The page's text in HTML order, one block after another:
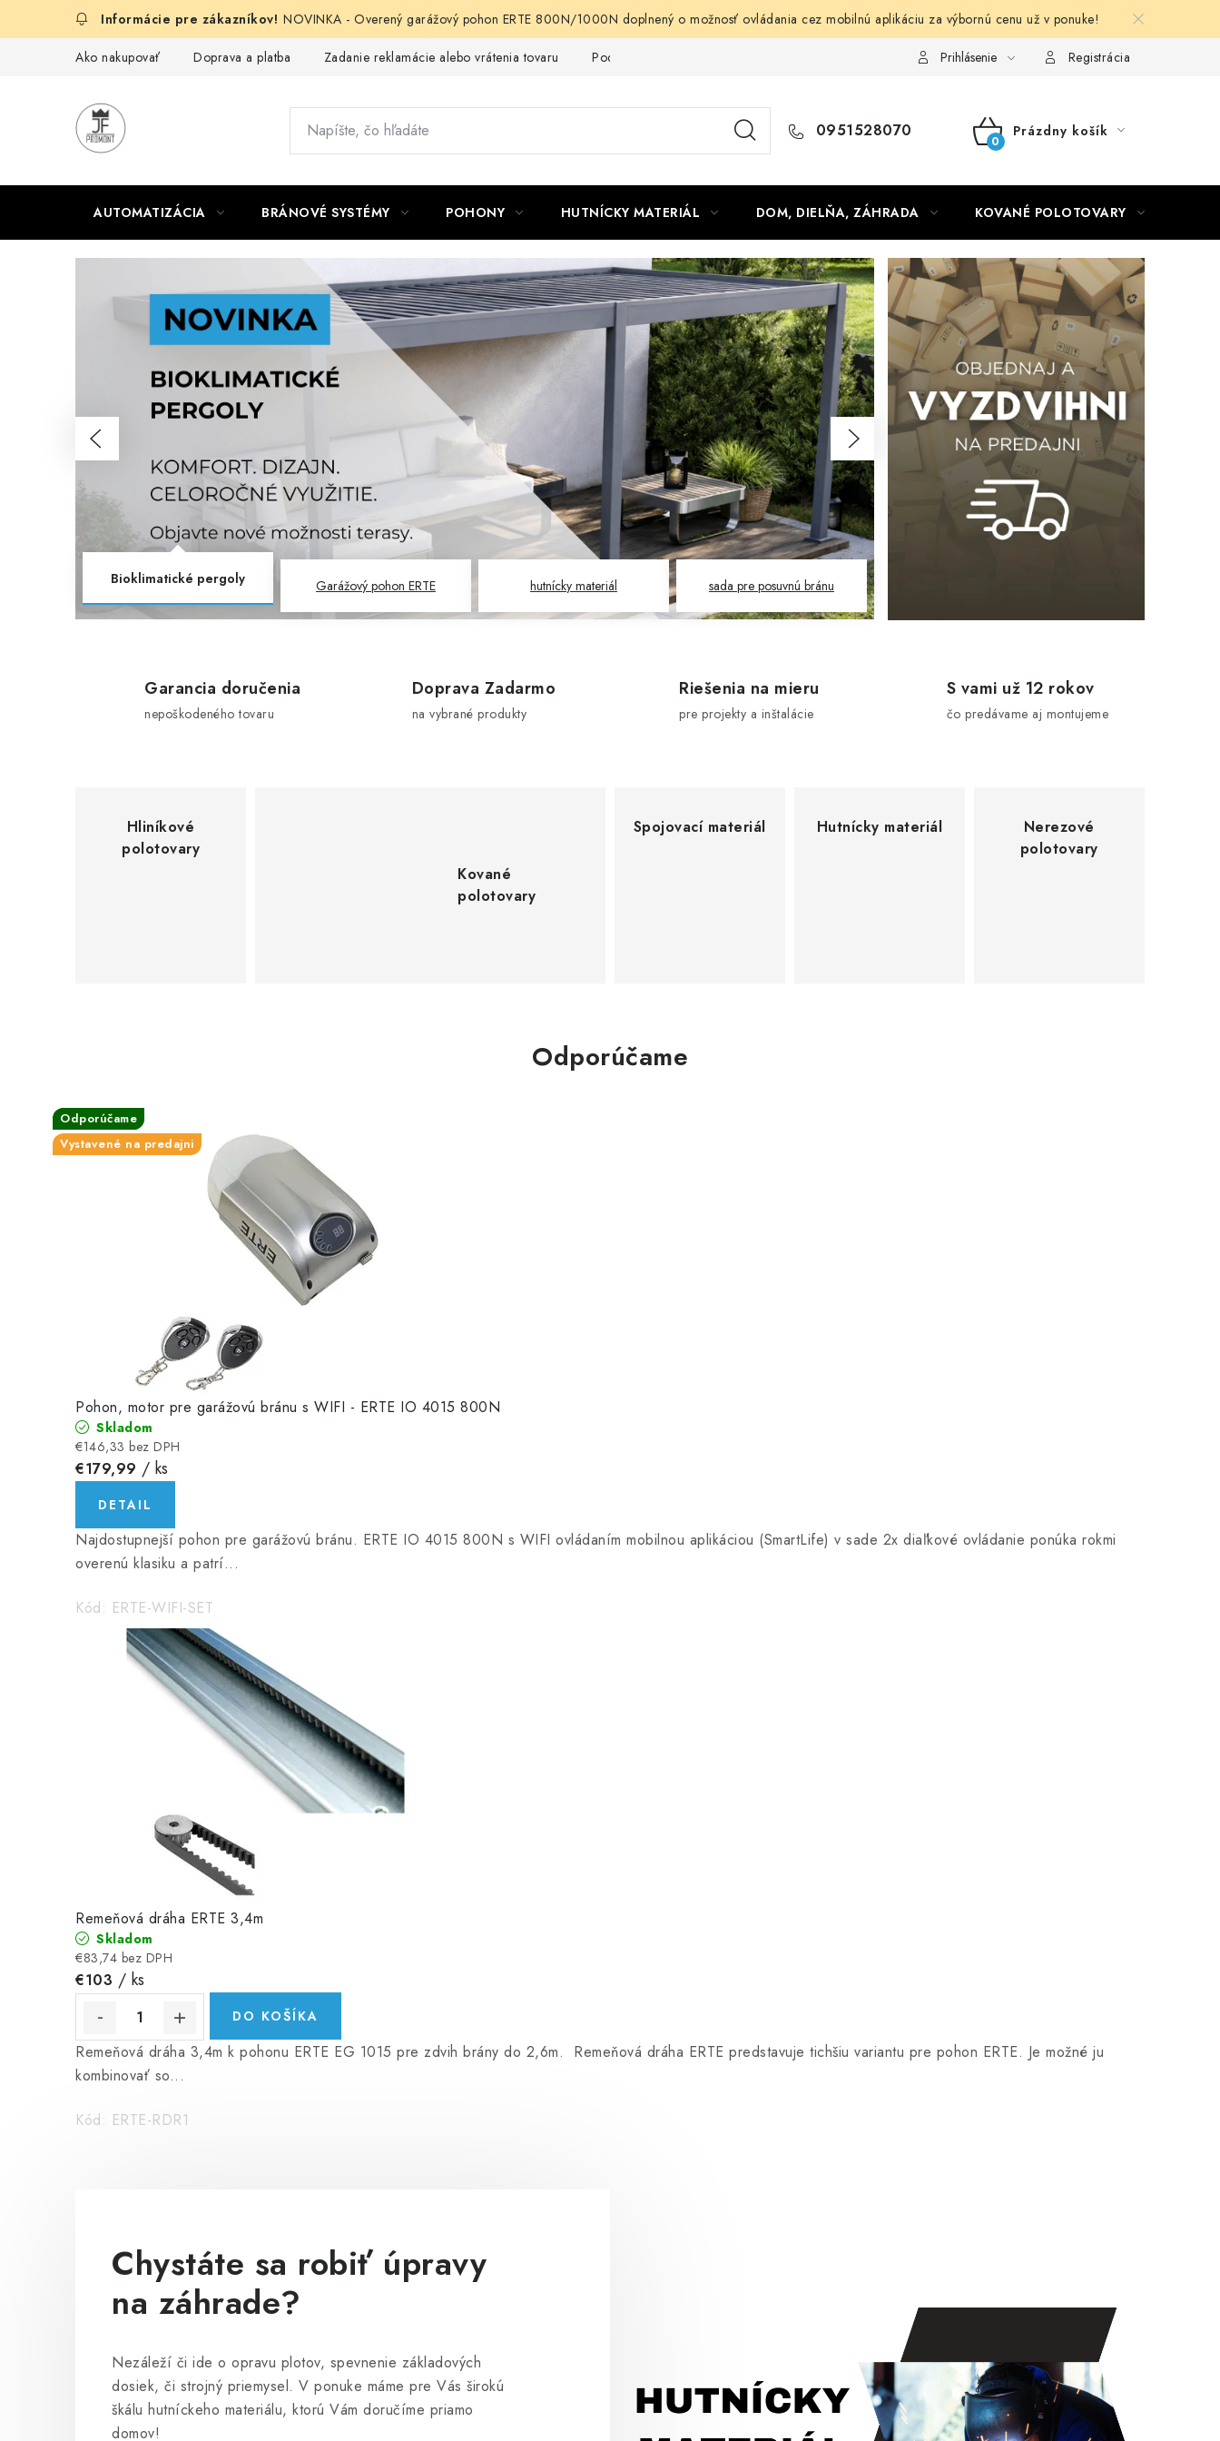
NOVINKA - Overený garážový pohon ERTE 800N/1000N doplnený o možnosť ovládania cez mobilnú aplikáciu za výbornú cenu už v ponuke!
Ako nakupovať Doprava a platba Zadanie reklamácie alebo vrátenia tovaru Podmienky ochrany osobných údajov Obchodné podmienkyPrihlásenie Registrácia
0951528070
NÁKUPNÝ
Prázdny košík
AUTOMATIZÁCIA BRÁNOVÉ SYSTÉMY POHONY HUTNÍCKY MATERIÁL DOM, DIELŇA, ZÁHRADA KOVANÉ POLOTOVARY
t
á
t
e
s
a
n
a
e
?
Predchádzajúce Nasledujúce
Bioklimatické pergoly Garážový pohon ERTE hutnícky materiál sada pre posuvnú bránu
Garancia doručenia
nepoškodeného tovaru
Doprava Zadarmo
na vybrané produkty
Riešenia na mieru
pre projekty a inštalácie
S vami už 12 rokov
čo predávame aj montujeme
Hliníkové
polotovary
Kované
polotovary
Spojovací materiál Hutnícky materiál
Nerezové
polotovary
Odporúčame
Odporúčame
Vystavené na predajni
Pohon, motor pre garážovú bránu s WIFI - ERTE IO 4015 800N
Skladom
€146,33 bez DPH
€179,99 / ks
DETAIL
Najdostupnejší pohon pre garážovú bránu. ERTE IO 4015 800N s WIFI ovládaním mobilnou aplikáciou (SmartLife) v sade 2x diaľkové ovládanie ponúka rokmi
overenú klasiku a patrí...
Kód: ERTE-WIFI-SET
Odporúčame
Remeňová dráha ERTE 3,4m
Skladom
€83,74 bez DPH
€103 / ks
DO KOŠÍKA
Remeňová dráha 3,4m k pohonu ERTE EG 1015 pre zdvih brány do 2,6m. Remeňová dráha ERTE predstavuje tichšiu variantu pre pohon ERTE. Je možné ju
kombinovať so...
Kód: ERTE-RDR1
Chystáte sa robiť úpravy
na záhrade?
Nezáleží či ide o opravu plotov, spevnenie základových
dosiek, či strojný priemysel. V ponuke máme pre Vás širokú
škálu hutníckeho materiálu, ktorú Vám doručíme priamo
domov!